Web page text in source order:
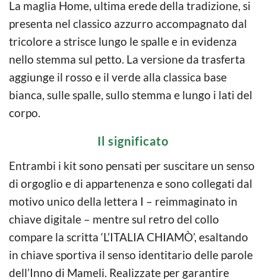
La maglia Home, ultima erede della tradizione, si
presenta nel classico azzurro accompagnato dal
tricolore a strisce lungo le spalle e in evidenza
nello stemma sul petto. La versione da trasferta
aggiunge il rosso e il verde alla classica base
bianca, sulle spalle, sullo stemma e lungo i lati del
corpo.
Il significato
Entrambi i kit sono pensati per suscitare un senso
di orgoglio e di appartenenza e sono collegati dal
motivo unico della lettera I – reimmaginato in
chiave digitale – mentre sul retro del collo
compare la scritta ‘L’ITALIA CHIAMÒ’, esaltando
in chiave sportiva il senso identitario delle parole
dell’Inno di Mameli. Realizzate per garantire